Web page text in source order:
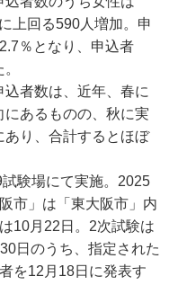
上回る590人増加。申
％となり、申込者
者数は、近年、春に
あるものの、秋に実
り、合計するとほぼ
験場にて実施。2025
市」は「東大阪市」内
10月22日。2次試験は
日のうち、指定された
を12月18日に発表す